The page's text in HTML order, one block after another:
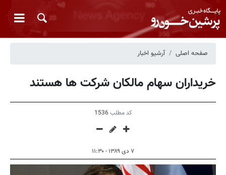
صفحه اصلی آرشیو اخبار
خریداران سهام مالکان شرکت ها هستند
کد مطلب 1536
۷ دی ۱۳۸۹ - ۱۱:۳۰